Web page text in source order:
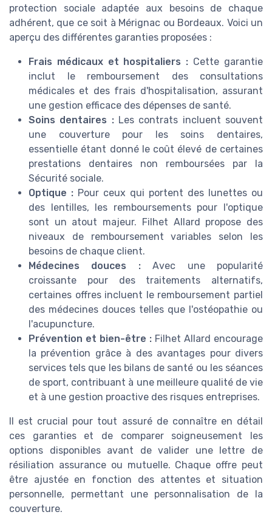
protection sociale adaptée aux besoins de chaque
adhérent, que ce soit à Mérignac ou Bordeaux. Voici un
aperçu des différentes garanties proposées :
Frais médicaux et hospitaliers : Cette garantie
inclut le remboursement des consultations
médicales et des frais d'hospitalisation, assurant
une gestion efficace des dépenses de santé.
Soins dentaires :Les contrats incluent souvent
une couverture pour les soins dentaires,
essentielle étant donné le coût élevé de certaines
prestations dentaires non remboursées par la
Sécurité sociale.
Optique : Pour ceux qui portent des lunettes ou
des lentilles, les remboursements pour l'optique
sont un atout majeur. Filhet Allard propose des
niveaux de remboursement variables selon les
besoins de chaque client.
Médecines douces :Avec une popularité
croissante pour des traitements alternatifs,
certaines offres incluent le remboursement partiel
des médecines douces telles que l'ostéopathie ou
l'acupuncture.
Prévention et bien-être : Filhet Allard encourage
la prévention grâce à des avantages pour divers
services tels que les bilans de santé ou les séances
de sport, contribuant à une meilleure qualité de vie
et à une gestion proactive des risques entreprises.
Il est crucial pour tout assuré de connaître en détail
ces garanties et de comparer soigneusement les
options disponibles avant de valider une lettre de
résiliation assurance ou mutuelle. Chaque offre peut
être ajustée en fonction des attentes et situation
personnelle, permettant une personnalisation de la
couverture.